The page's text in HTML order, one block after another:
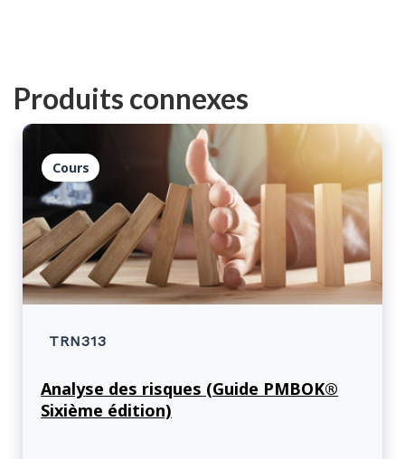
Produits connexes
Cours
TRN313
Analyse des risques (Guide PMBOK®
Sixième édition)